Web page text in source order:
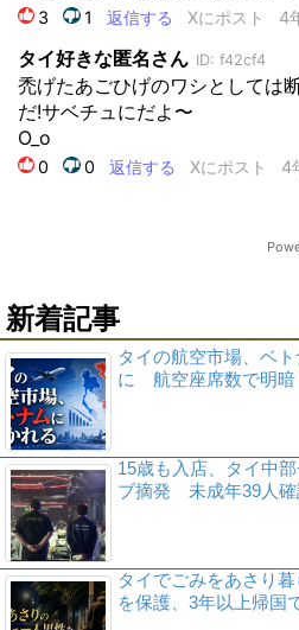
新着記事
タイの航空市場、ベ
に 航空座席数で明暗
15歳も入店、タイ中
ブ摘発 未成年39人確
タイでごみをあさり
を保護、3年以上帰